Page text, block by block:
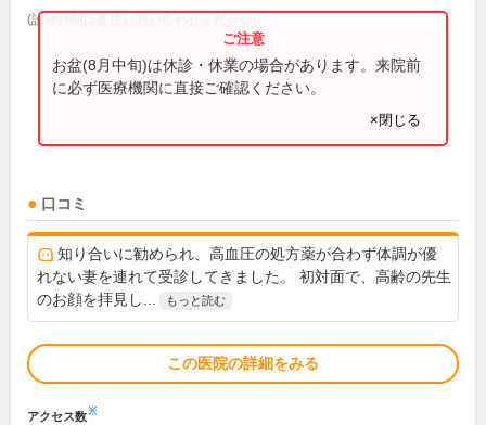
(診療時間は直接お問い合わせください)
お盆(8月中旬)は休診・休業の場合があります。来院前
に必ず医療機関に直接ご確認ください。
×閉じる
口コミ
知り合いに勧められ、高血圧の処方薬が合わず体調が優
れない妻を連れて受診してきました。 初対面で、高齢の先生
のお顔を拝見し...
もっと読む
この医院の詳細をみる
アクセス数※